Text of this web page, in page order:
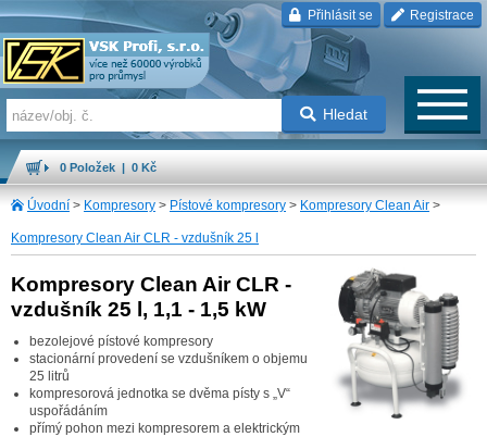
Přihlásit se Registrace
Hledat
0 Položek | 0 Kč
Úvodní > Kompresory > Pístové kompresory > Kompresory Clean Air >
Kompresory Clean Air CLR - vzdušník 25 l
Kompresory Clean Air CLR -
vzdušník 25 l, 1,1 - 1,5 kW
bezolejové pístové kompresory
stacionární provedení se vzdušníkem o objemu
25 litrů
kompresorová jednotka se dvěma písty s „V“
uspořádáním
přímý pohon mezi kompresorem a elektrickým